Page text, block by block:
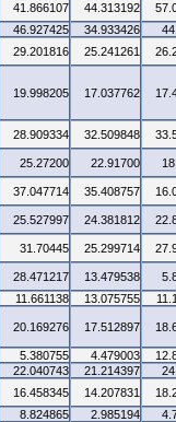
41.866107 44.313192
46.927425 34.933426
29.201816 25.241261
19.998205 17.037762
28.909334 32.509848
25.27200 22.91700
37.047714 35.408757
25.527997 24.381812
31.70445 25.299714
28.471217 13.479538
11.661138 13.075755
20.169276 17.512897
5.380755 4.479003
22.040743 21.214397
16.458345 14.207831
8.824865 2.985194